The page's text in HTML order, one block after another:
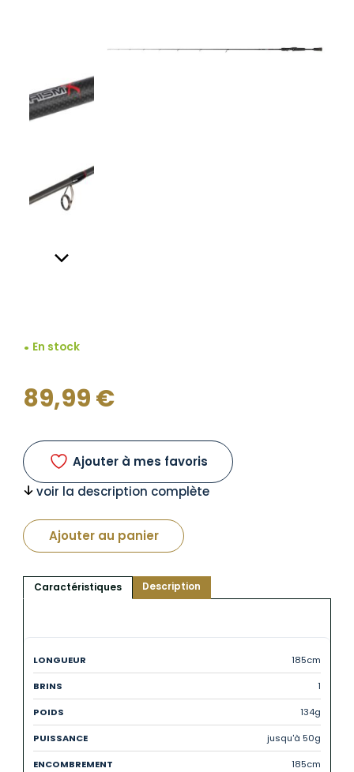
En stock
89,99€
Ajouter à mes favoris
voir la description complète
Ajouter au panier
Caractéristiques Description
185cm
1
134g
jusqu'à 50g
185cm